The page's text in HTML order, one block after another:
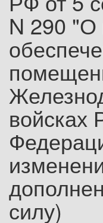
N 290 "О
войсках
силу)